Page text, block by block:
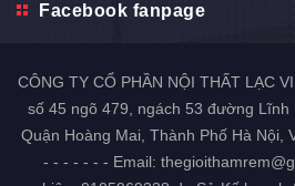
Facebook fanpage
CÔNG TY CỔ PHẦN NỘI THẤT LẠC
số 45 ngõ 479, ngách 53 đường
Quận Hoàng Mai, Thành Phố Hà Nội,
- - - - - - - Email: